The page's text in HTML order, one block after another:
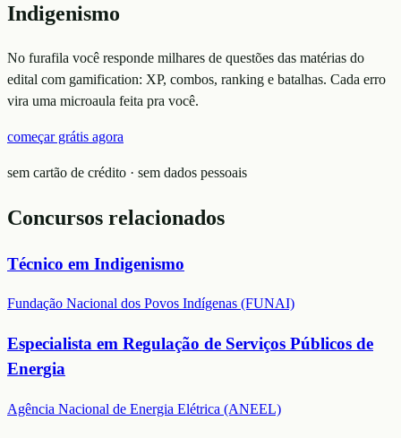
Indigenismo
No furafila você responde milhares de questões das matérias do
edital com gamification: XP, combos, ranking e batalhas. Cada erro
vira uma microaula feita pra você.
começar grátis agora
sem cartão de crédito · sem dados pessoais
Concursos relacionados
Técnico em Indigenismo
Fundação Nacional dos Povos Indígenas (FUNAI)
Especialista em Regulação de Serviços Públicos de
Energia
Agência Nacional de Energia Elétrica (ANEEL)